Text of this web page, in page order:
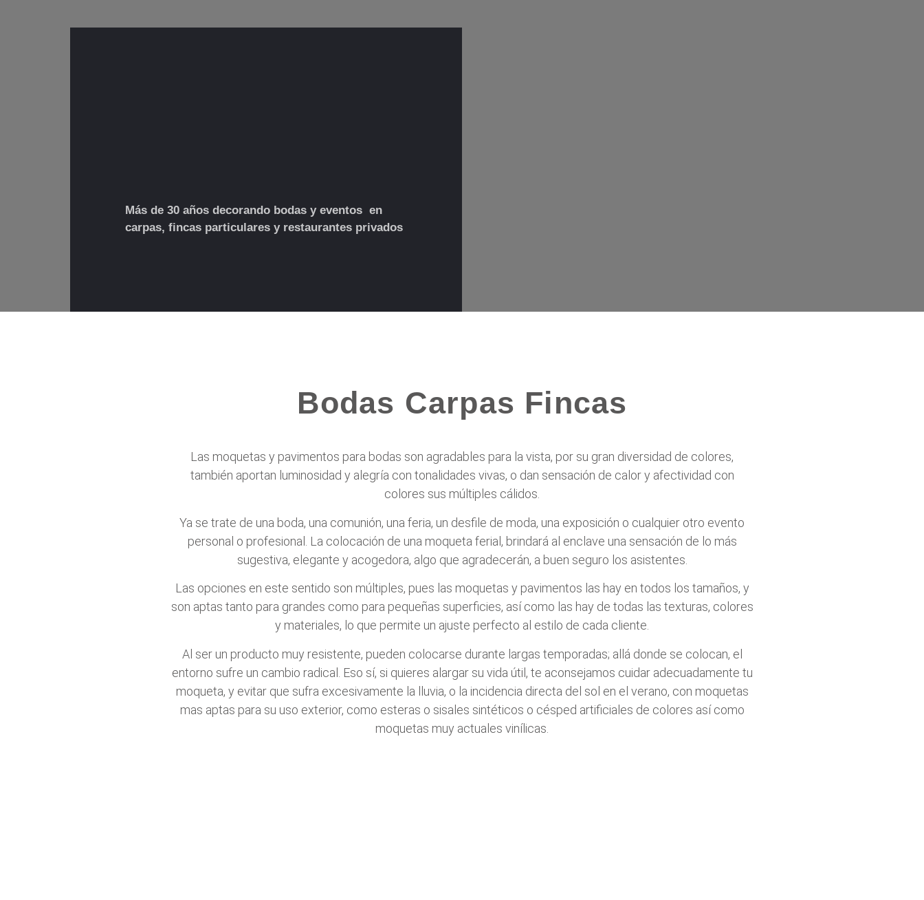
Más de 30 años decorando bodas y eventos en
carpas, fincas particulares y restaurantes privados
Bodas Carpas Fincas
Las moquetas y pavimentos para bodas son agradables para la vista, por su gran diversidad de colores,
también aportan luminosidad y alegría con tonalidades vivas, o dan sensación de calor y afectividad con
colores sus múltiples cálidos.
Ya se trate de una boda, una comunión, una feria, un desfile de moda, una exposición o cualquier otro evento
personal o profesional. La colocación de una moqueta ferial, brindará al enclave una sensación de lo más
sugestiva, elegante y acogedora, algo que agradecerán, a buen seguro los asistentes.
Las opciones en este sentido son múltiples, pues las moquetas y pavimentos las hay en todos los tamaños, y
son aptas tanto para grandes como para pequeñas superficies, así como las hay de todas las texturas, colores
y materiales, lo que permite un ajuste perfecto al estilo de cada cliente.
Al ser un producto muy resistente, pueden colocarse durante largas temporadas; allá donde se colocan, el
entorno sufre un cambio radical. Eso sí, si quieres alargar su vida útil, te aconsejamos cuidar adecuadamente tu
moqueta, y evitar que sufra excesivamente la lluvia, o la incidencia directa del sol en el verano, con moquetas
mas aptas para su uso exterior, como esteras o sisales sintéticos o césped artificiales de colores así como
moquetas muy actuales vinílicas.